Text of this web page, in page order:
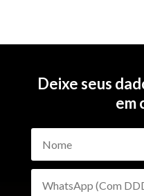
Deixe seus
em